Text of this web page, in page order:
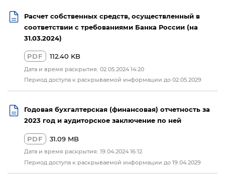
Расчет собственных средств, осуществленный в
соответствии с требованиями Банка России (на
31.03.2024)
PDF 112.40 KB
Дата и время раскрытия: 02.05.2024 14:20
Период доступа к раскрываемой информации до 02.05.2029
Годовая бухгалтерская (финансовая) отчетность за
2023 год и аудиторское заключение по ней
PDF 31.09 MB
Дата и время раскрытия: 19.04.2024 16:12
Период доступа к раскрываемой информации до 19.04.2029